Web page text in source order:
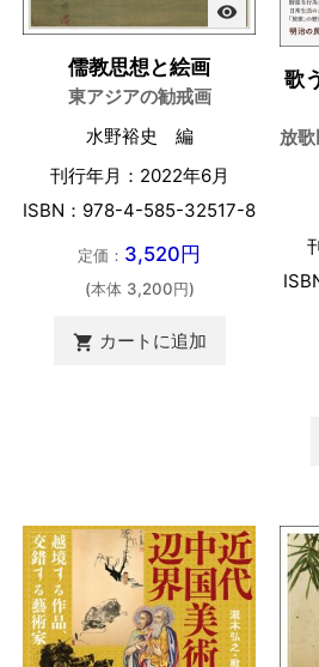
visibility
儒教思想と絵画
東アジアの勧戒画
水野裕史 編
刊行年月：2022年6月
ISBN：978-4-585-32517-8
定価： 3,520円
(本体 3,200円)
 カートに追加
歌
放